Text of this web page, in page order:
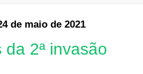
de maio de 2021
2ª invasão